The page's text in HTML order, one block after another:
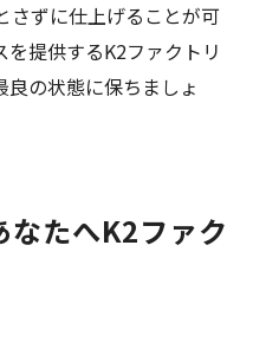
さずに仕上げることが可
提供するK2ファクトリ
の状態に保ちましょ
たへK2ファク